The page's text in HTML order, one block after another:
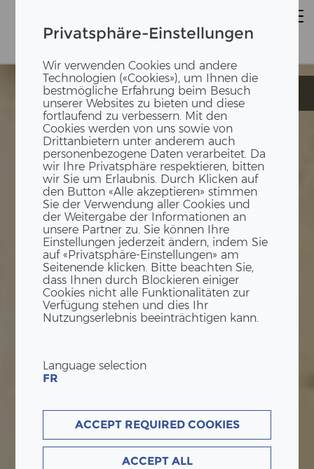
Privatsphäre-Einstellungen
Wir verwenden Cookies und andere
Technologien («Cookies»), um Ihnen die
bestmögliche Erfahrung beim Besuch
unserer Websites zu bieten und diese
fortlaufend zu verbessern. Mit den
Cookies werden von uns sowie von
Drittanbietern unter anderem auch
personenbezogene Daten verarbeitet. Da
wir Ihre Privatsphäre respektieren, bitten
wir Sie um Erlaubnis. Durch Klicken auf
den Button «Alle akzeptieren» stimmen
Sie der Verwendung aller Cookies und
der Weitergabe der Informationen an
unsere Partner zu. Sie können Ihre
Einstellungen jederzeit ändern, indem Sie
auf «Privatsphäre-Einstellungen» am
Seitenende klicken. Bitte beachten Sie,
dass Ihnen durch Blockieren einiger
Cookies nicht alle Funktionalitäten zur
Verfügung stehen und dies Ihr
Nutzungserlebnis beeinträchtigen kann.
Language selection
FR
ACCEPT REQUIRED COOKIES
ACCEPT ALL
Raumboxen
Raumboxen